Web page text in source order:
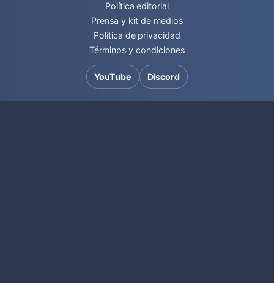
Política editorial
Prensa y kit de medios
Política de privacidad
Términos y condiciones
YouTube Discord